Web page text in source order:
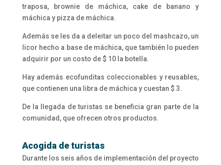
traposa, brownie de máchica, cake de banano y
máchica y pizza de máchica.
Además se les da a deleitar un poco del mashcazo, un
licor hecho a base de máchica, que también lo pueden
adquirir por un costo de $ 10 la botella.
Hay además ecofunditas coleccionables y reusables,
que contienen una libra de máchica y cuestan $ 3.
De la llegada de turistas se beneficia gran parte de la
comunidad, que ofrecen otros productos.
Acogida de turistas
Durante los seis años de implementación del proyecto